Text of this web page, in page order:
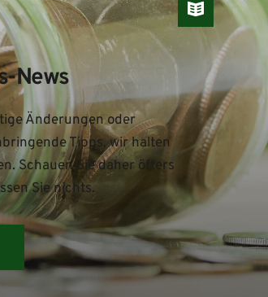
News
Änderungen oder
Tipps, wir halten
Schauen Sie daher öfters
Sie nichts.